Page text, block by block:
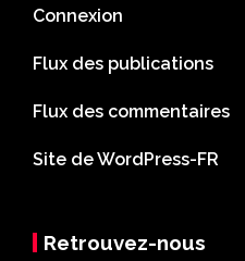
Connexion
Flux des publications
Flux des commentaires
Site de WordPress-FR
Retrouvez-nous